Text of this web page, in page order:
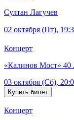
Султан Лагучев
02 октября (Пт),
Концерт
«Калинов Мост» 40
03 октября (Сб),
Концерт